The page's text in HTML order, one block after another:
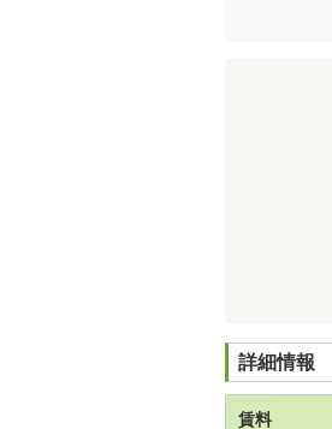
詳細情報
賃料